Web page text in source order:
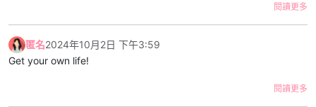
閱讀更多
匿名2024年10月2日 下午3:59
Get your own life!
閱讀更多